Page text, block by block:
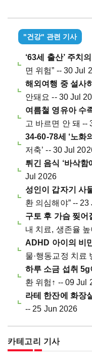
"건강" 관련 기사
‘63세 출산’ 주치
면 위험” -- 30 Jul
해외여행 중 설사
안돼요 -- 30 Jul
여름철 영유아 수
고 바르면 안 돼 --
34-60-78세 ‘노화
저축’ -- 30 Jul
튀긴 음식 ‘바삭함
Jul 2026
성인이 갑자기 사
환 의심해야” --
구토 후 가슴 찢어
내 치료, 생존율
ADHD 아이의 비
물·행동교정 치료
하루 소금 섭취 5g
환 위험↑ -- 09 Jul
라테 한잔에 화장
-- 25 Jun 2026
카테고리 기사